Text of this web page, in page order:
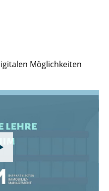
Möglichkeiten